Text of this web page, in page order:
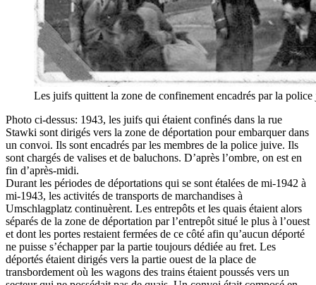
Les juifs quittent la zone de confinement encadrés par la
Photo ci-dessus: 1943, les juifs qui étaient confinés dans la rue
Stawki sont dirigés vers la zone de déportation pour embarquer dans
un convoi. Ils sont encadrés par les membres de la police juive. Ils
sont chargés de valises et de baluchons. D’après l’ombre, on est en
fin d’après-midi.
Durant les périodes de déportations qui se sont étalées de mi-1942 à
mi-1943, les activités de transports de marchandises à
Umschlagplatz continuèrent. Les entrepôts et les quais étaient alors
séparés de la zone de déportation par l’entrepôt situé le plus à l’ouest
et dont les portes restaient fermées de ce côté afin qu’aucun déporté
ne puisse s’échapper par la partie toujours dédiée au fret. Les
déportés étaient dirigés vers la partie ouest de la place de
transbordement où les wagons des trains étaient poussés vers un